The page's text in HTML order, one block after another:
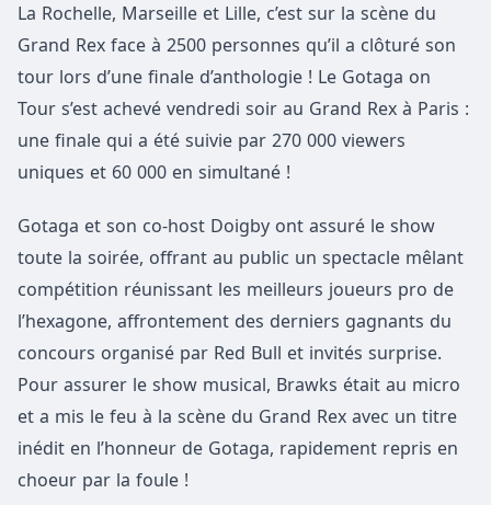
La Rochelle, Marseille et Lille, c’est sur la scène du
Grand Rex face à 2500 personnes qu’il a clôturé son
tour lors d’une finale d’anthologie ! Le Gotaga on
Tour s’est achevé vendredi soir au Grand Rex à Paris :
une finale qui a été suivie par 270 000 viewers
uniques et 60 000 en simultané !
Gotaga et son co-host Doigby ont assuré le show
toute la soirée, offrant au public un spectacle mêlant
compétition réunissant les meilleurs joueurs pro de
l’hexagone, affrontement des derniers gagnants du
concours organisé par Red Bull et invités surprise.
Pour assurer le show musical, Brawks était au micro
et a mis le feu à la scène du Grand Rex avec un titre
inédit en l’honneur de Gotaga, rapidement repris en
choeur par la foule !